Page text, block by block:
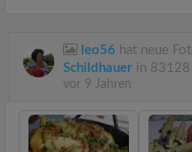
leo56 hat neue
Schildhauer in 83128
vor 9 Jahren